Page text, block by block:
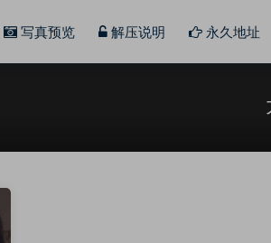
写真预览 解压说明 永久地址